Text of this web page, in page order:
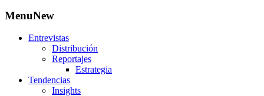
MenuNew
Entrevistas
Distribución
Reportajes
Estrategia
Tendencias
Insights